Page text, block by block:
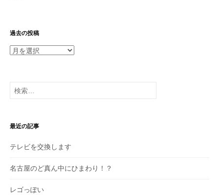
過去の投稿
過
投
稿
検
索:
最近の記事
テレビを交換します
名古屋のど真ん中にひまわり！？
レゴっぽい